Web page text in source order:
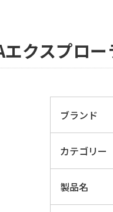
クスプロ
ブランド
カテゴリー
製品名